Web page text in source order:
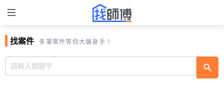
找案件 多筆案件等你大展身手！